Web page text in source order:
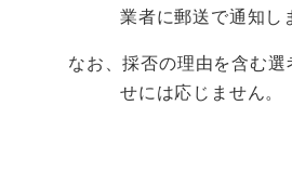
業者に郵送で通知し
なお、採否の理由を含む
せには応じません。